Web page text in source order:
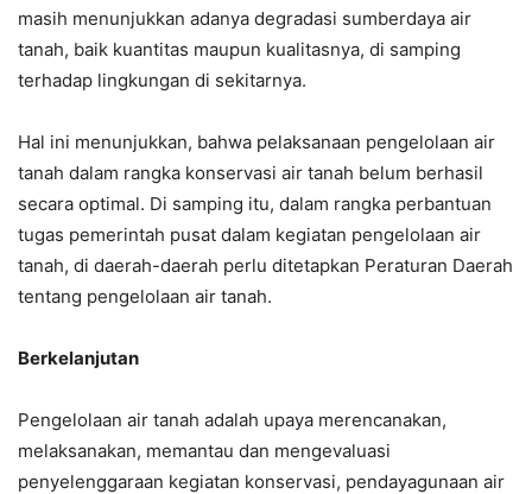
masih menunjukkan adanya degradasi sumberdaya air
tanah, baik kuantitas maupun kualitasnya, di samping
terhadap lingkungan di sekitarnya.
Hal ini menunjukkan, bahwa pelaksanaan pengelolaan air
tanah dalam rangka konservasi air tanah belum berhasil
secara optimal. Di samping itu, dalam rangka perbantuan
tugas pemerintah pusat dalam kegiatan pengelolaan air
tanah, di daerah-daerah perlu ditetapkan Peraturan Daerah
tentang pengelolaan air tanah.
Berkelanjutan
Pengelolaan air tanah adalah upaya merencanakan,
melaksanakan, memantau dan mengevaluasi
penyelenggaraan kegiatan konservasi, pendayagunaan air